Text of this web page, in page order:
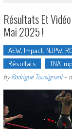
Résultats Et
Mai 2025 !
AEW, Impact, NJPW,
Résultats
TNA
byRodrigue Tousignant-